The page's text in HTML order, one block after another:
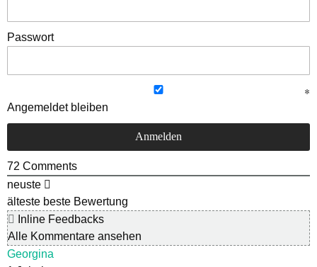
Passwort
Angemeldet bleiben
72 Comments
neuste
älteste beste Bewertung
Inline Feedbacks
Alle Kommentare ansehen
Georgina